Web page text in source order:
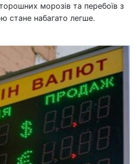
морозів та перебоїв з
стане набагато легше.